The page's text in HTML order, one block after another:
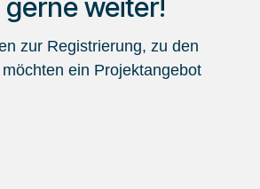
weiter!
zur Registrierung, zu den
ein Projektangebot